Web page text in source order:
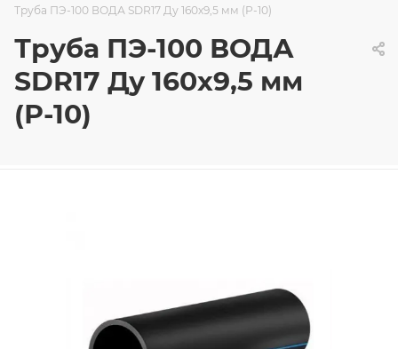
Труба ПЭ-100 ВОДА SDR17 Ду 160х9,5 мм (Р-10)
Труба ПЭ-100 ВОДА
SDR17 Ду 160х9,5 мм
(Р-10)